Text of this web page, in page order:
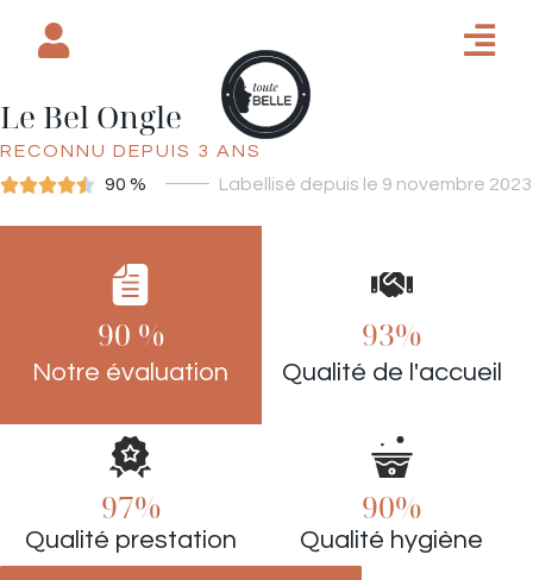
Le Bel Ongle
RECONNU DEPUIS 3 ANS
 90 % Labellisé depuis le 9 novembre 2023
ONGLERIE
90 %
Notre évaluation
93%
Qualité de l'accueil
97%
Qualité prestation
90%
Qualité hygiène